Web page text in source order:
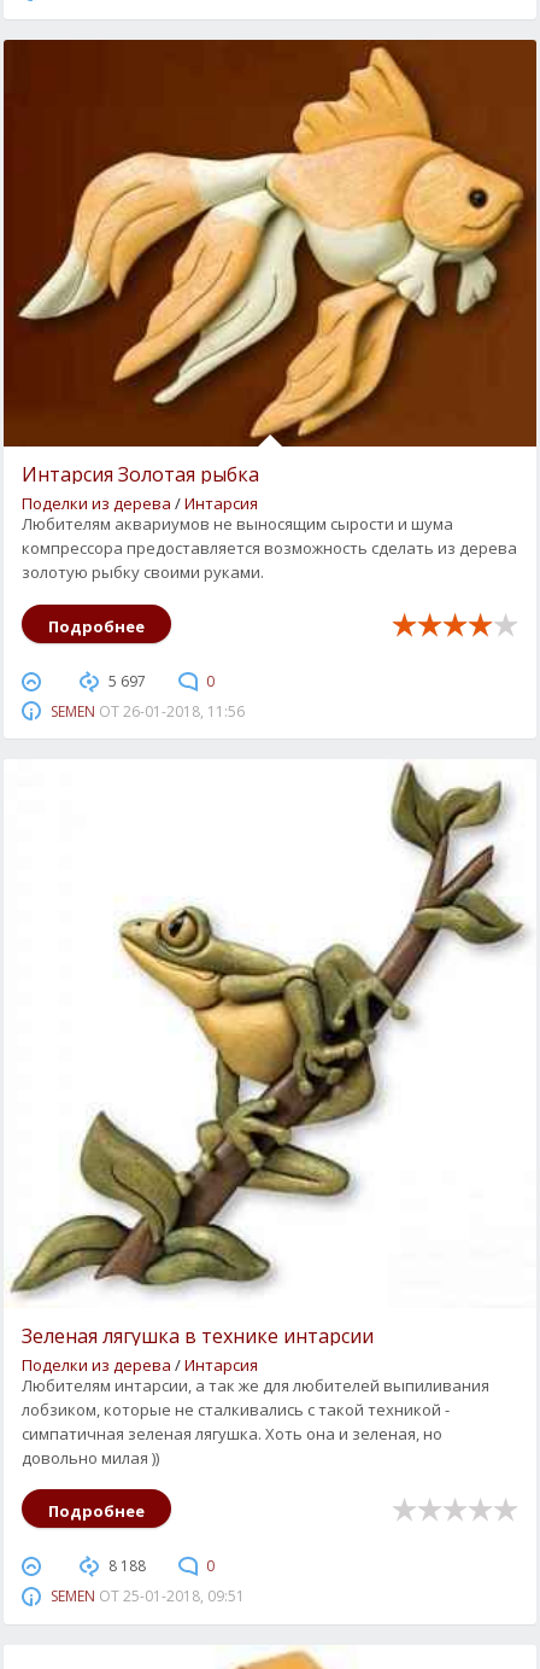
Интарсия Золотая рыбка
Поделки из дерева /Интарсия
Любителям аквариумов не выносящим сырости и шума
компрессора предоставляется возможность сделать из дерева
золотую рыбку своими руками.
Подробнее
5 697
0
SEMEN ОТ26-01-2018, 11:56
Зеленая лягушка в технике интарсии
Поделки из дерева /Интарсия
Любителям интарсии, а так же для любителей выпиливания
лобзиком, которые не сталкивались с такой техникой -
симпатичная зеленая лягушка. Хоть она и зеленая, но
довольно милая ))
Подробнее
8 188
0
SEMEN ОТ25-01-2018, 09:51